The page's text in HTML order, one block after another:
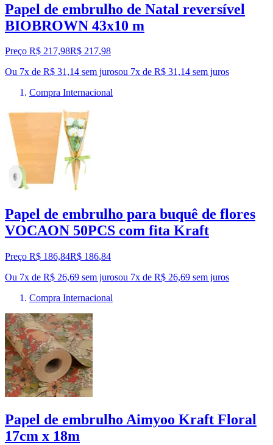
Papel de embrulho de Natal reversível
BIOBROWN 43x10 m
Preço R$ 217,98R$ 217,98
Ou 7x de R$ 31,14 sem jurosou 7x de R$ 31,14 sem juros
Compra Internacional
Papel de embrulho para buquê de flores
VOCAON 50PCS com fita Kraft
Preço R$ 186,84R$ 186,84
Ou 7x de R$ 26,69 sem jurosou 7x de R$ 26,69 sem juros
Compra Internacional
Papel de embrulho Aimyoo Kraft Floral
17cm x 18m